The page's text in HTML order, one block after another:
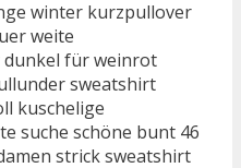
winter kurzpullover
weite
für weinrot
sweatshirt
kuschelige
suche schöne bunt 46
strick sweatshirt